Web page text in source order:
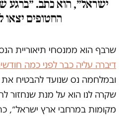
ישראל״, הוא כתב. ״ברגע
החטופים יצאו
שרבף הוא ממנסחי תיאוריית
דיברה עליה כבר לפני כמה
ובמלחמה נס שנועד להבטיח את
שקרה לנו הוא על מנת שנחזור
מקומות במרחבי ארץ ישראל״,